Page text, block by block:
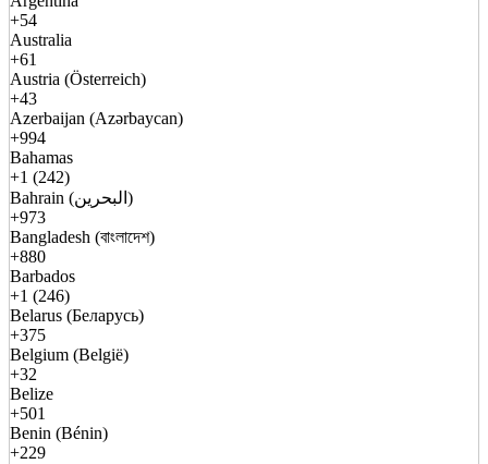
+54
Australia
+61
Austria (Österreich)
+43
Azerbaijan (Azərbaycan)
+994
Bahamas
+1 (242)
Bahrain (البحرين)
+973
Bangladesh (বাংলাদেশ)
+880
Barbados
+1 (246)
Belarus (Беларусь)
+375
Belgium (België)
+32
Belize
+501
Benin (Bénin)
+229